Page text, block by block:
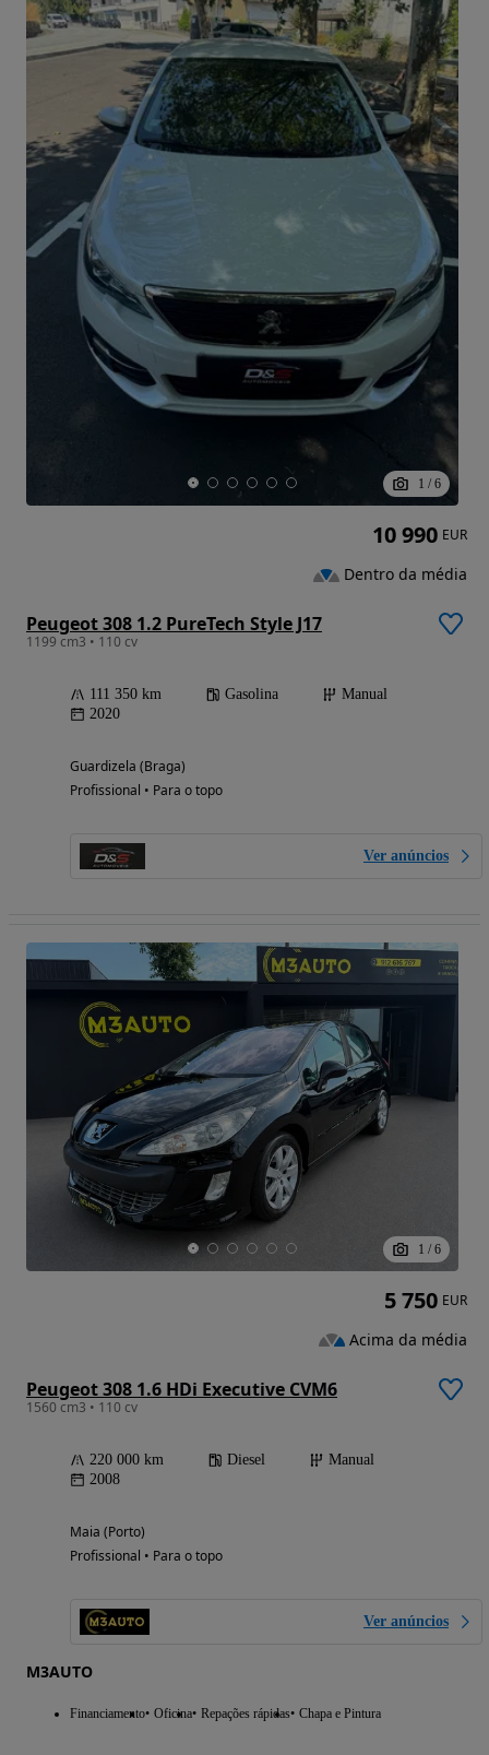
1 / 6
Peugeot 308 1.2 PureTech Style J17
1199 cm3 • 110 cv
111 350 km Gasolina
Manual
2020
Guardizela (Braga)
Profissional • Para o topo
Ver anúncios
10 990 EUR
Dentro da média
1 / 6
Peugeot 308 1.6 HDi Executive CVM6
1560 cm3 • 110 cv
220 000 km Diesel
Manual
2008
Maia (Porto)
Profissional • Para o topo
Ver anúncios
M3AUTO
Financiamento Oficina Repações rápidas Chapa e Pintura
5 750 EUR
Acima da média